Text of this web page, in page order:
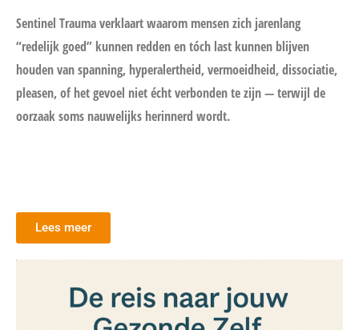
Sentinel Trauma verklaart waarom mensen zich jarenlang
“redelijk goed” kunnen redden en tóch last kunnen blijven
houden van spanning, hyperalertheid, vermoeidheid, dissociatie,
pleasen, of het gevoel niet écht verbonden te zijn — terwijl de
oorzaak soms nauwelijks herinnerd wordt.
Lees meer